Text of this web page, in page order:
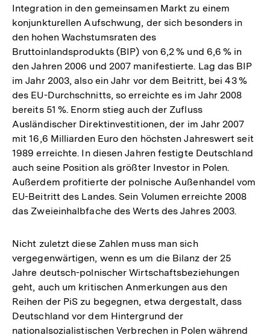
Integration in den gemeinsamen Markt zu einem
konjunkturellen Aufschwung, der sich besonders in
den hohen Wachstumsraten des
Bruttoinlandsprodukts (BIP) von 6,2 % und 6,6 % in
den Jahren 2006 und 2007 manifestierte. Lag das BIP
im Jahr 2003, also ein Jahr vor dem Beitritt, bei 43 %
des EU-Durchschnitts, so erreichte es im Jahr 2008
bereits 51 %. Enorm stieg auch der Zufluss
Ausländischer Direktinvestitionen, der im Jahr 2007
mit 16,6 Milliarden Euro den höchsten Jahreswert seit
1989 erreichte. In diesen Jahren festigte Deutschland
auch seine Position als größter Investor in Polen.
Außerdem profitierte der polnische Außenhandel vom
EU-Beitritt des Landes. Sein Volumen erreichte 2008
das Zweieinhalbfache des Werts des Jahres 2003.
Nicht zuletzt diese Zahlen muss man sich
vergegenwärtigen, wenn es um die Bilanz der 25
Jahre deutsch-polnischer Wirtschaftsbeziehungen
geht, auch um kritischen Anmerkungen aus den
Reihen der PiS zu begegnen, etwa dergestalt, dass
Deutschland vor dem Hintergrund der
nationalsozialistischen Verbrechen in Polen während